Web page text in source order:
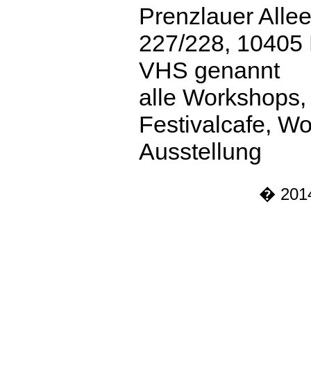
Prenzlauer Allee
227/228, 10405
VHS genannt
alle Workshops,
Festivalcafe,
Ausstellung
�